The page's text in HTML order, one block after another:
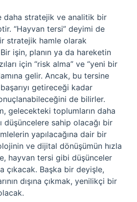
daha stratejik ve analitik bir
“Hayvan tersi” deyimi de
stratejik hamle olarak
işin, planın ya da hareketin
için “risk alma” ve “yeni bir
gelir. Ancak, bu tersine
getireceği kadar
de bilirler.
gelecekteki toplumların daha
düşüncelere sahip olacağı bir
yapılacağına dair bir
ve dijital dönüşümün hızla
hayvan tersi gibi düşünceler
çıkacak. Başka bir deyişle,
dışına çıkmak, yenilikçi bir